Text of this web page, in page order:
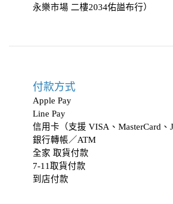
永樂市場 二樓2034佑謚布行）
付款方式
Apple Pay
Line Pay
信用卡（支援 VISA、MasterCard、
銀行轉帳／ATM
全家 取貨付款
7-11取貨付款
到店付款